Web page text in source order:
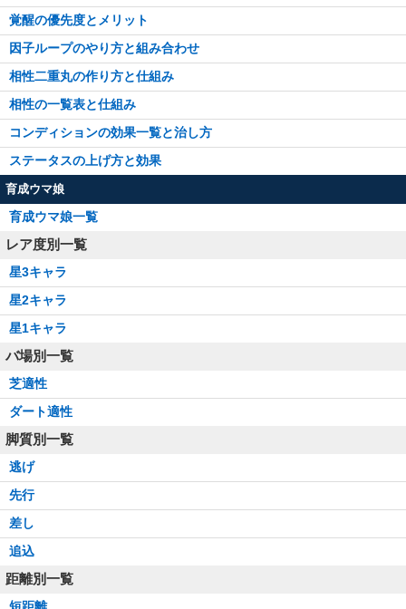
覚醒の優先度とメリット
因子ループのやり方と組み合わせ
相性二重丸の作り方と仕組み
相性の一覧表と仕組み
コンディションの効果一覧と治し方
ステータスの上げ方と効果
育成ウマ娘
育成ウマ娘一覧
レア度別一覧
星3キャラ
星2キャラ
星1キャラ
バ場別一覧
芝適性
ダート適性
脚質別一覧
逃げ
先行
差し
追込
距離別一覧